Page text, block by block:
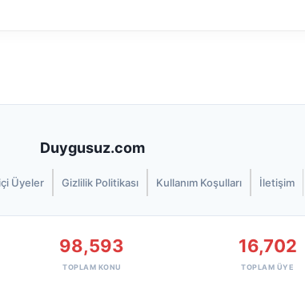
Duygusuz.com
Üyeler Gizlilik Politikası Kullanım Koşulları İletişim
98,593
TOPLAM KONU
16,702
TOPLAM ÜYE